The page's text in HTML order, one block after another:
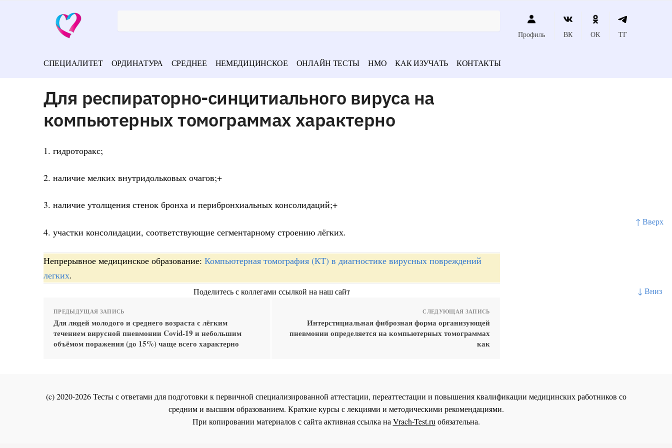
↑ Вверх
↓ Вниз
Профиль ВК ОК ТГ
СПЕЦИАЛИТЕТ ОРДИНАТУРА СРЕДНЕЕ НЕМЕДИЦИНСКОЕ ОНЛАЙН ТЕСТЫ НМО КАК ИЗУЧАТЬ КОНТАКТЫ
Для респираторно-синцитиального вируса на
компьютерных томограммах характерно
1. гидроторакс;
2. наличие мелких внутридольковых очагов;+
3. наличие утолщения стенок бронха и перибронхиальных консолидаций;+
4. участки консолидации, соответствующие сегментарному строению лёгких.
Непрерывное медицинское образование: Компьютерная томография (КТ) в диагностике вирусных повреждений
легких.
Поделитесь с коллегами ссылкой на наш сайт
ПРЕДЫДУЩАЯ ЗАПИСЬ
Для людей молодого и среднего возраста с лёгким
течением вирусной пневмонии Covid-19 и небольшим
объёмом поражения (до 15%) чаще всего характерно
СЛЕДУЮЩАЯ ЗАПИСЬ
Интерстициальная фиброзная форма организующей
пневмонии определяется на компьютерных томограммах
как
(c) 2020-2026 Тесты с ответами для подготовки к первичной специализированной аттестации, переаттестации и повышения квалификации медицинских работников со
средним и высшим образованием. Краткие курсы с лекциями и методическими рекомендациями.
При копировании материалов с сайта активная ссылка наVrach-Test.ruобязательна.